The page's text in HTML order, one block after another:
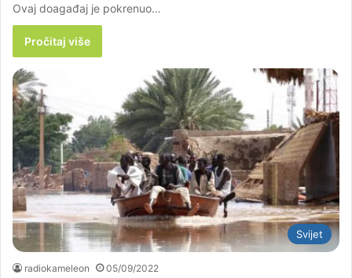
Ovaj doagađaj je pokrenuo…
Pročitaj više
Svijet
radiokameleon 05/09/2022